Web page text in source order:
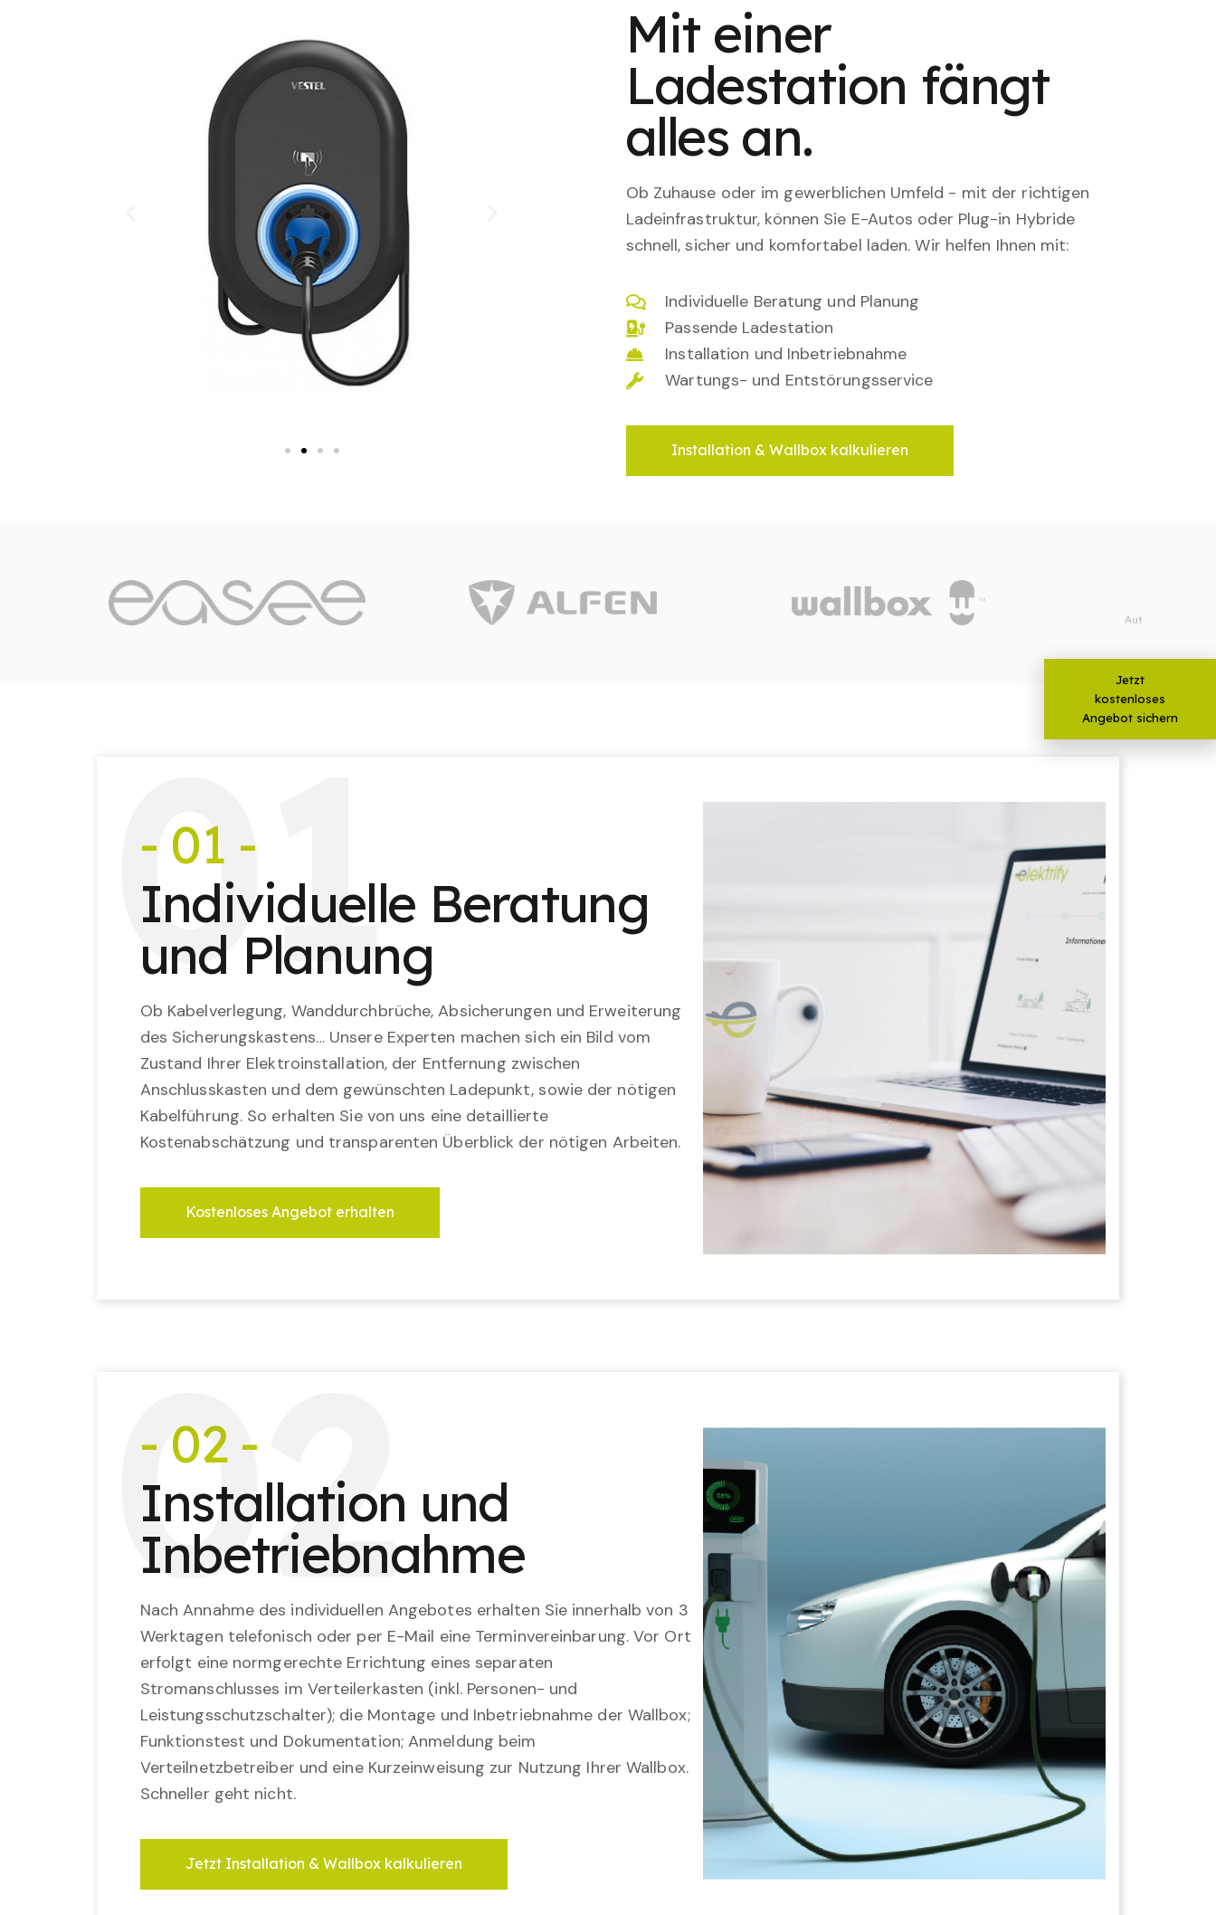
Mit einer
Ladestation fängt
alles an.
Ob Zuhause oder im gewerblichen Umfeld - mit der richtigen
Ladeinfrastruktur, können Sie E-Autos oder Plug-in Hybride
schnell, sicher und komfortabel laden. Wir helfen Ihnen mit:
Individuelle Beratung und Planung
Passende Ladestation
Installation und Inbetriebnahme
Wartungs- und Entstörungsservice
Installation & Wallbox kalkulieren
01
- 01 -
Individuelle Beratung
und Planung
Ob Kabelverlegung, Wanddurchbrüche, Absicherungen und Erweiterung
des Sicherungskastens… Unsere Experten machen sich ein Bild vom
Zustand Ihrer Elektroinstallation, der Entfernung zwischen
Anschlusskasten und dem gewünschten Ladepunkt, sowie der nötigen
Kabelführung. So erhalten Sie von uns eine detaillierte
Kostenabschätzung und transparenten Überblick der nötigen Arbeiten.
Kostenloses Angebot erhalten
02
- 02 -
Installation und
Inbetriebnahme
Nach Annahme des individuellen Angebotes erhalten Sie innerhalb von 3
Werktagen telefonisch oder per E-Mail eine Terminvereinbarung. Vor Ort
erfolgt eine normgerechte Errichtung eines separaten
Stromanschlusses im Verteilerkasten (inkl. Personen- und
Leistungsschutzschalter); die Montage und Inbetriebnahme der Wallbox;
Funktionstest und Dokumentation; Anmeldung beim
Verteilnetzbetreiber und eine Kurzeinweisung zur Nutzung Ihrer Wallbox.
Schneller geht nicht.
Jetzt Installation & Wallbox kalkulieren
Jetzt
kostenloses
Angebot sichern